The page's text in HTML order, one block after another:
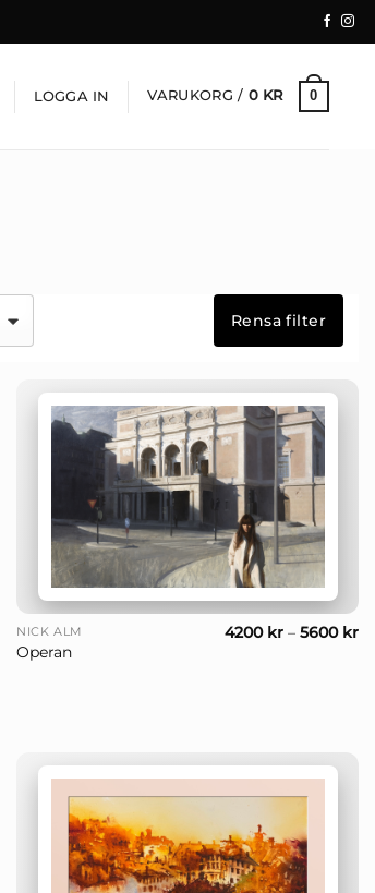
LOGGA IN VARUKORG / 0 KR 0
Rensa filter
NICK ALM
Operan
4200 kr –5600 kr